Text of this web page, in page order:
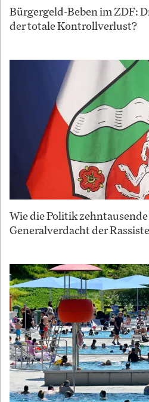
Bürgergeld-Beben im ZDF:
der totale Kontrollverlust?
Wie die Politik
Generalverdacht der